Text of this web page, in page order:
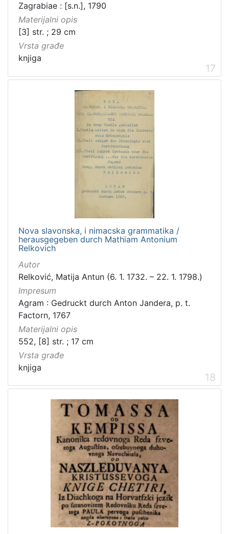
Zagrabiae : [s.n.], 1790
Materijalni opis
[3] str. ; 29 cm
Vrsta građe
knjiga
17
Nova slavonska, i nimacska grammatika /
herausgegeben durch Mathiam Antonium
Relkovich
Autor
Relković, Matija Antun (6. 1. 1732. – 22. 1. 1798.)
Impresum
Agram : Gedruckt durch Anton Jandera, p. t.
Factorn, 1767
Materijalni opis
552, [8] str. ; 17 cm
Vrsta građe
knjiga
18